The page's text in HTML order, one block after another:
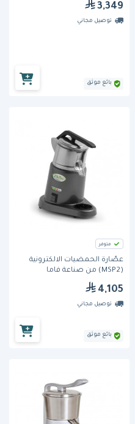
3,349
توصيل مجاني
بائع موثق
متوفر
عصّارة الحمضيات الالكترونية
(MSP2) من صناعة فاما
4,105
توصيل مجاني
بائع موثق